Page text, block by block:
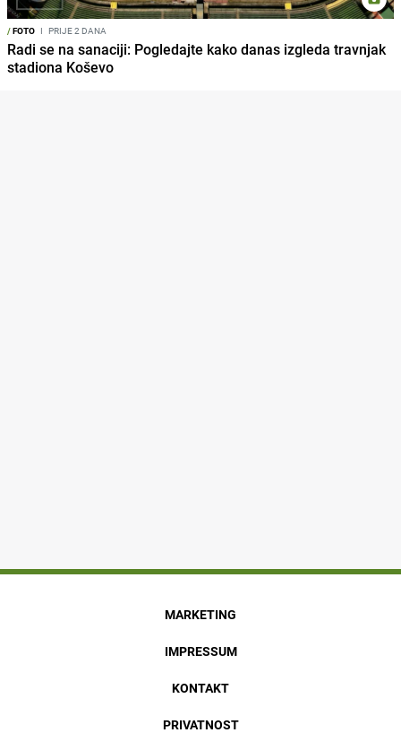
/FOTO I PRIJE 2 DANA
Radi se na sanaciji: Pogledajte kako danas izgleda travnjak
stadiona Koševo
MARKETING
IMPRESSUM
KONTAKT
PRIVATNOST